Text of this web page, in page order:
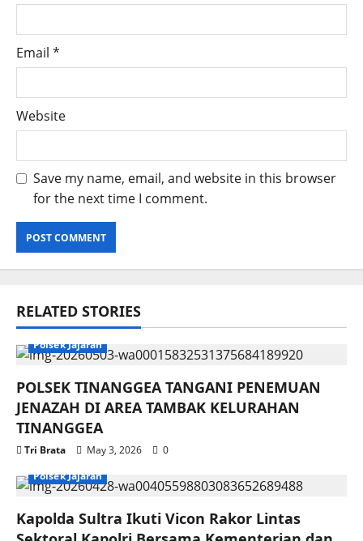
Email *
Website
Save my name, email, and website in this browser
for the next time I comment.
RELATED STORIES
Polsek Jajaran
POLSEK TINANGGEA TANGANI PENEMUAN
JENAZAH DI AREA TAMBAK KELURAHAN
TINANGGEA
Tri Brata May 3, 2026
0
Polsek Jajaran
Kapolda Sultra Ikuti Vicon Rakor Lintas